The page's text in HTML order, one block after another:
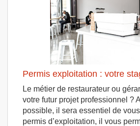
Permis exploitation : votre
Le métier de restaurateur ou
votre futur projet professionnel ?
possible, il sera essentiel de vous
permis d’exploitation, il vous